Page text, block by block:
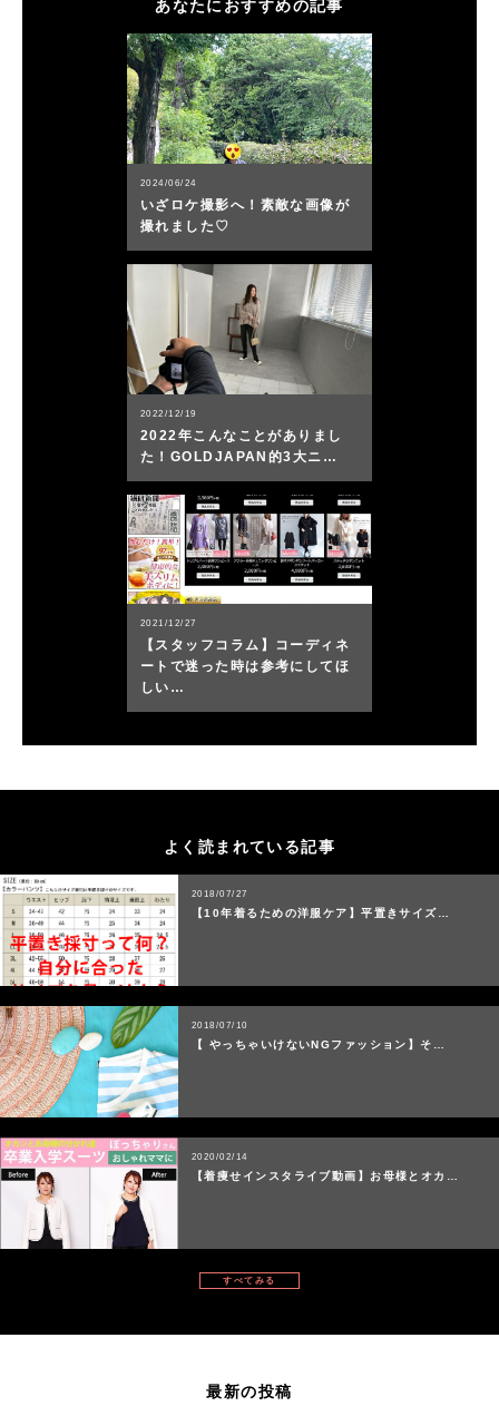
よく読まれている記事
2018/07/27
【10年着るための洋服ケア】平置きサイズ…
2018/07/10
【 やっちゃいけないNGファッション】そ…
2020/02/14
【着痩せインスタライブ動画】お母様とオカ…
すべてみる
最新の投稿
あなたにおすすめの記事
2024/06/24
いざロケ撮影へ！素敵な画像が
撮れました♡
2022/12/19
2022年こんなことがありまし
た！GOLDJAPAN的3大ニ…
2021/12/27
【スタッフコラム】コーディネ
ートで迷った時は参考にしてほ
しい…